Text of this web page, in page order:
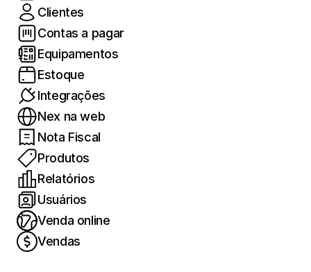
Clientes
Contas a pagar
Equipamentos
Estoque
Integrações
Nex na web
Nota Fiscal
Produtos
Relatórios
Usuários
Venda online
Vendas